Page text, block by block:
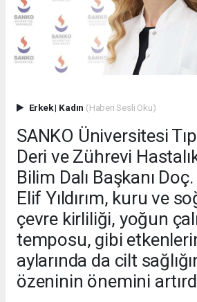
Erkek| Kadın (Haberi Sesli Oku)
SANKO Üniversitesi
Deri ve Zührevi
Bilim Dalı Başkanı
Elif Yıldırım, kuru ve
çevre kirliliği, yoğun
temposu, gibi
aylarında da cilt
özeninin önemini